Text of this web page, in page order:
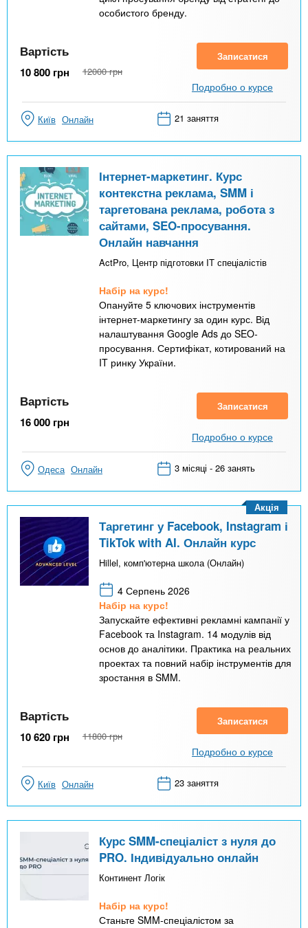
особистого бренду.
Вартість
10 800 грн 12000 грн
Записатися
Подробно о курсе
Київ Онлайн 21 заняття
Інтернет-маркетинг. Курс
контекстна реклама, SMM і
таргетована реклама, робота з
сайтами, SEO-просування.
Онлайн навчання
ActPro, Центр підготовки IT спеціалістів
Набір на курс!
Опануйте 5 ключових інструментів
інтернет-маркетингу за один курс. Від
налаштування Google Ads до SEO-
просування. Сертифікат, котирований на
IT ринку України.
Вартість
16 000 грн
Записатися
Подробно о курсе
Одеса Онлайн 3 місяці - 26 занять
Таргетинг у Facebook, Instagram і
TikTok with AI. Онлайн курс
Hillel, комп'ютерна школа (Онлайн)
4 Серпень 2026
Набір на курс!
Запускайте ефективні рекламні кампанії у
Facebook та Instagram. 14 модулів від
основ до аналітики. Практика на реальних
проектах та повний набір інструментів для
зростання в SMM.
Акція
Вартість
10 620 грн 11800 грн
Записатися
Подробно о курсе
Київ Онлайн 23 заняття
Курс SMM-спеціаліст з нуля до
PRO. Індивідуально онлайн
Континент Логік
Набір на курс!
Станьте SMM-спеціалістом за